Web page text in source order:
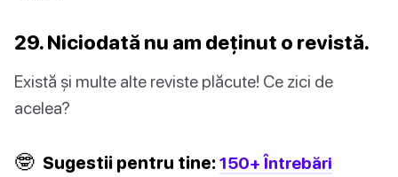
29. Niciodată nu am deținut o revistă.
Există și multe alte reviste plăcute! Ce zici de
acelea?
🤓 Sugestii pentru tine: 150+ Întrebări